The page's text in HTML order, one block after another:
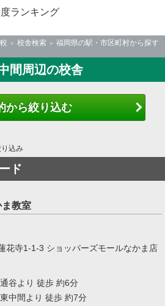
ランキング
校舎検索
福岡県の駅・市区町村から探す
間周辺の校舎
から絞り込む
込み
ド
教室
花寺1-1-3 ショッパーズモールなかま店
谷より 徒歩 約6分
中間より 徒歩 約7分